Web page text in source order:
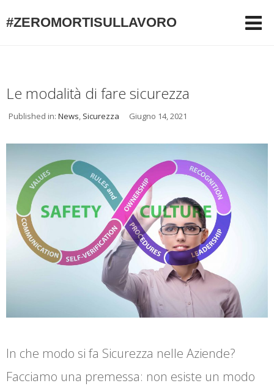
#ZEROMORTISULLAVORO
Le modalità di fare sicurezza
Published in: News, Sicurezza Giugno 14, 2021
In che modo si fa Sicurezza nelle Aziende?
Facciamo una premessa: non esiste un modo